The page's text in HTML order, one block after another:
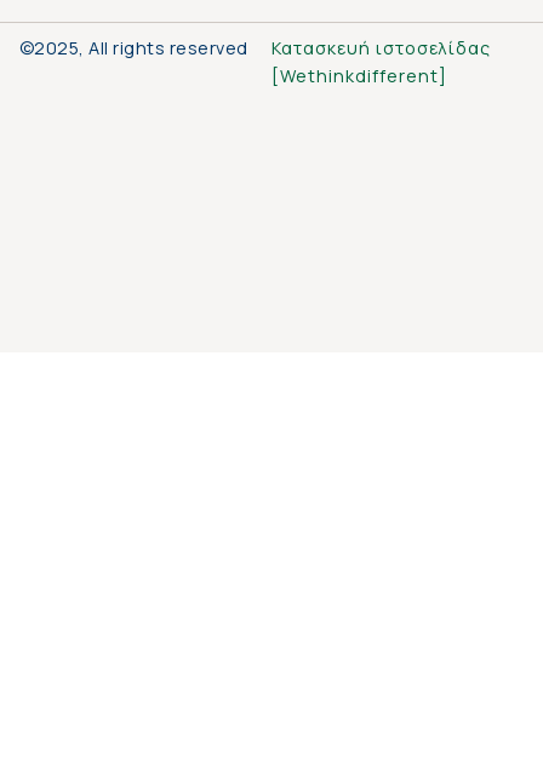
©2025, All rights reserved
Κατασκευή ιστοσελίδας
[Wethinkdifferent]